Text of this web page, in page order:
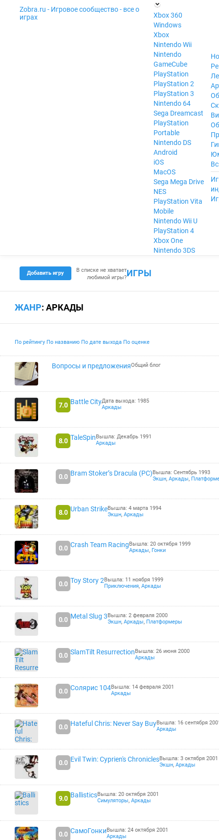
Zobra.ru - Игровое сообщество - все о
играх
П
ла
т
ф
ор
м
ы
Xbox 360
Windows
Xbox
Nintendo Wii
Nintendo
GameCube
PlayStation
PlayStation 2
PlayStation 3
Nintendo 64
Sega Dreamcast
PlayStation
Portable
Nintendo DS
Android
iOS
MacOS
Sega Mega Drive
NES
PlayStation Vita
Mobile
Nintendo Wii U
PlayStation 4
Xbox One
Nintendo 3DS
Добавить игру
В списке не хватает
любимой игры?ИГРЫ
ЖАНР: АРКАДЫ
По рейтингу По названию По дате выхода По оценке
Вопросы и предложенияОбщий блог
7.0 Battle CityДата выхода: 1985
Аркады
8.0 TaleSpinВышла: Декабрь 1991
Аркады
0.0 Bram Stoker’s Dracula (PC)Вышла: Сентябрь 1993
Экшн, Аркады,
8.0 Urban StrikeВышла: 4 марта 1994
Экшн, Аркады
0.0 Crash Team RacingВышла: 20 октября 1999
Аркады, Гонки
0.0 Toy Story 2Вышла: 11 ноября 1999
Приключения, Аркады
0.0 Metal Slug 3Вышла: 2 февраля 2000
Экшн, Аркады, Платформеры
0.0 SlamTilt ResurrectionВышла: 26 июня 2000
Аркады
0.0 Солярис 104Вышла: 14 февраля 2001
Аркады
0.0 Hateful Chris: Never Say BuyВышла: 16 сентября
Аркады
0.0 Evil Twin: Cyprien's ChroniclesВышла: 3 октября 2001
Экшн, Аркады
9.0 BallisticsВышла: 20 октября 2001
Симуляторы, Аркады
0.0 СамоГонкиВышла: 24 октября 2001
Аркады